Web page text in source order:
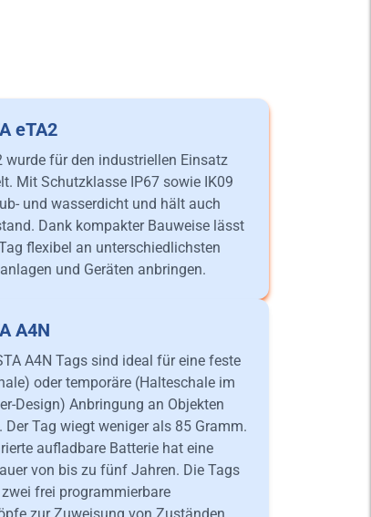
eTA2
wurde für den industriellen Einsatz
Mit Schutzklasse IP67 sowie IK09
und wasserdicht und hält auch
Dank kompakter Bauweise lässt
flexibel an unterschiedlichsten
und Geräten anbringen.
A4N
A4N Tags sind ideal für eine feste
oder temporäre (Halteschale im
Design) Anbringung an Objekten
Der Tag wiegt weniger als 85 Gramm.
aufladbare Batterie hat eine
von bis zu fünf Jahren. Die Tags
frei programmierbare